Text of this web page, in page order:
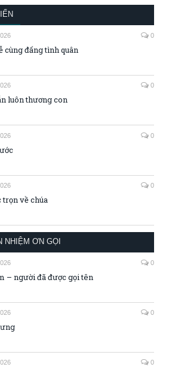
0
cùng đấng tình quân
0
luôn thương con
0
0
trọn về chúa
NHIỆM ƠN GỌI
0
– người đã được gọi tên
0
0